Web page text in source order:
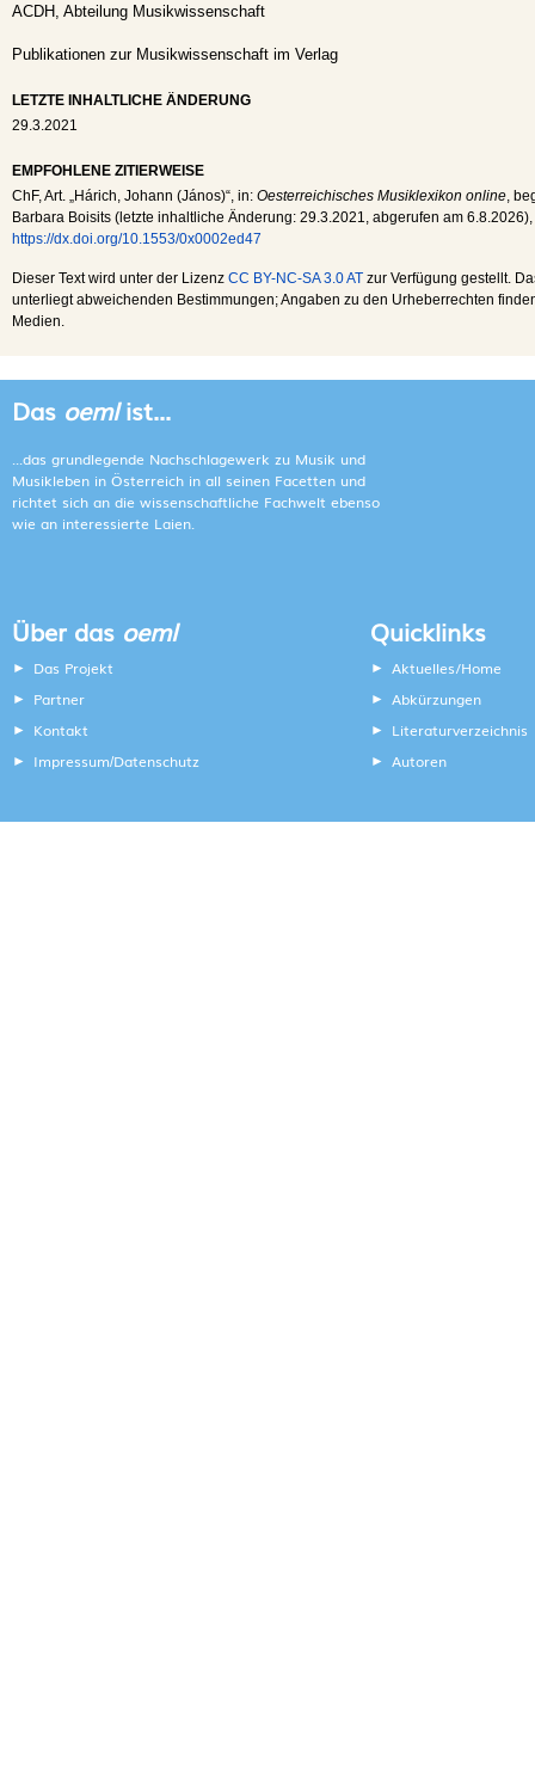
ACDH, Abteilung Musikwissenschaft
Publikationen zur Musikwissenschaft im Verlag
LETZTE INHALTLICHE ÄNDERUNG
29.3.2021
EMPFOHLENE ZITIERWEISE
ChF, Art. „Hárich, Johann (János)“, in: Oesterreichisches Musiklexikon online ,
Barbara Boisits (letzte inhaltliche Änderung: 29.3.2021 , abgerufen am 6.8.2026),
https://dx.doi.org/10.1553/0x0002ed47
Dieser Text wird unter der Lizenz CC BY-NC-SA 3.0 AT zur Verfügung gestellt.
unterliegt abweichenden Bestimmungen; Angaben zu den Urheberrechten
Medien.
Das oemlist...
...das grundlegende Nachschlagewerk zu Musik und
Musikleben in Österreich in all seinen Facetten und
richtet sich an die wissenschaftliche Fachwelt ebenso
wie an interessierte Laien.
Über das oeml
Das Projekt
Partner
Kontakt
Impressum/Datenschutz
Quicklinks
Aktuelles/Home
Abkürzungen
Literaturverzeichnis
Autoren